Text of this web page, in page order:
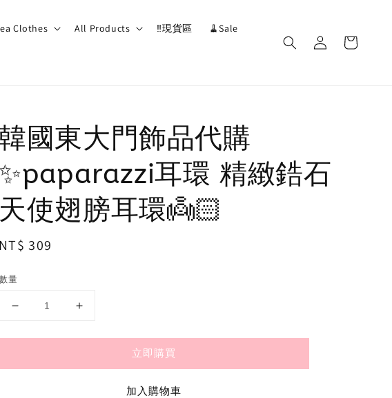
Clothes All Products ‼️現貨區 🧹Sale
韓國東大門飾品代購
✨paparazzi耳環 精緻鋯石
天使翅膀耳環👼🏻
Regular
NT$ 309
量
立即購買
加入購物車